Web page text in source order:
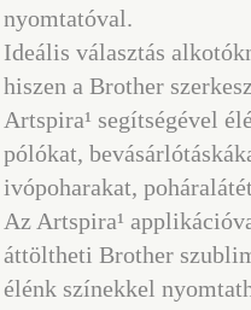
nyomtatóval.
Ideális választás
hiszen a Brother
Artspira¹ segítségével
pólókat,
ivópoharakat,
Az Artspira¹
áttöltheti Brother
élénk színekkel